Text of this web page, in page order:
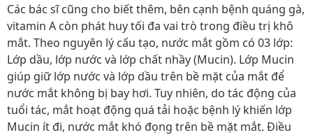
Các bác sĩ cũng cho biết thêm, bên cạnh bệnh quáng gà,
vitamin A còn phát huy tối đa vai trò trong điều trị khô
mắt. Theo nguyên lý cấu tạo, nước mắt gồm có 03 lớp:
Lớp dầu, lớp nước và lớp chất nhầy (Mucin). Lớp Mucin
giúp giữ lớp nước và lớp dầu trên bề mặt của mắt để
nước mắt không bị bay hơi. Tuy nhiên, do tác động của
tuổi tác, mắt hoạt động quá tải hoặc bệnh lý khiến lớp
Mucin ít đi, nước mắt khó đọng trên bề mặt mắt. Điều